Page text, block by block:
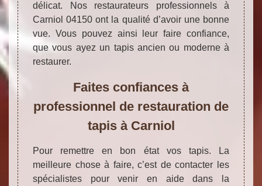
délicat. Nos restaurateurs professionnels à
Carniol 04150 ont la qualité d’avoir une bonne
vue. Vous pouvez ainsi leur faire confiance,
que vous ayez un tapis ancien ou moderne à
restaurer.
Faites confiances à
professionnel de restauration de
tapis à Carniol
Pour remettre en bon état vos tapis. La
meilleure chose à faire, c’est de contacter les
spécialistes pour venir en aide dans la